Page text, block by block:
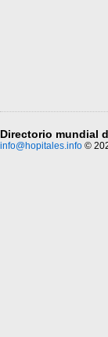
Directorio mundial
info@hopitales.info ©